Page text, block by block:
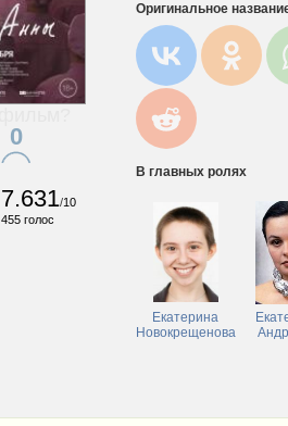
0
7.631/10
455 голос
Оригинальное
В главных ролях
Екатерина
Новокрещенова